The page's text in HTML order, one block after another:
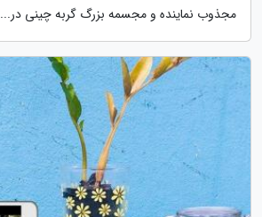
مجذوب نماینده و مجسمه بزرگ گربه چینی در...